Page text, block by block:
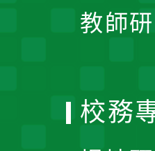
教師
校務